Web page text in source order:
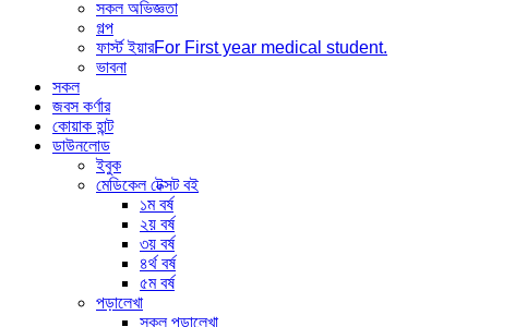
সকল অভিজ্ঞতা
গল্প
ফার্স্ট ইয়ারFor First year medical student.
ভাবনা
সকল
জবস কর্ণার
কোয়াক হান্ট
ডাউনলোড
ইবুক
মেডিকেল টেক্সট বই
১ম বর্ষ
২য় বর্ষ
৩য় বর্ষ
৪র্থ বর্ষ
৫ম বর্ষ
পড়ালেখা
সকল পড়ালেখা